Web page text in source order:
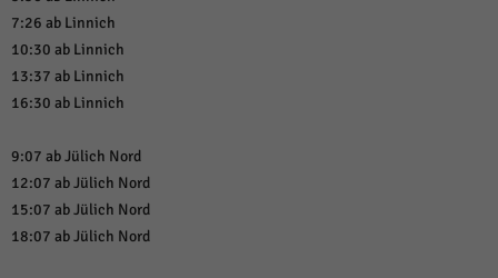
7:26 ab Linnich
10:30 ab Linnich
13:37 ab Linnich
16:30 ab Linnich
9:07 ab Jülich Nord
12:07 ab Jülich Nord
15:07 ab Jülich Nord
18:07 ab Jülich Nord